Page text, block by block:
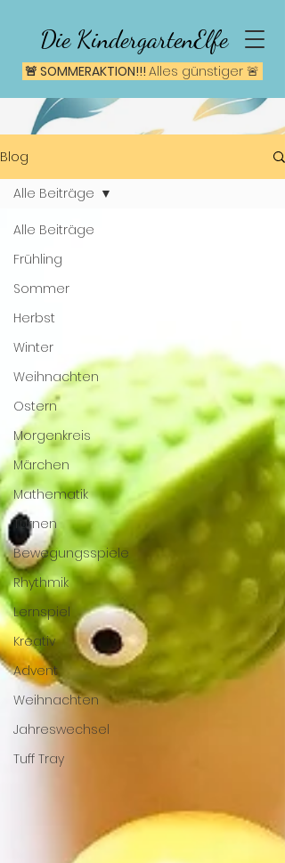
Die KindergartenElfe
🚨 SOMMERAKTION!!! Alles günstiger 🚨
Blog
Alle Beiträge
Frühling
Sommer
Herbst
Winter
Weihnachten
Ostern
Morgenkreis
Märchen
Mathematik
Turnen
Bewegungsspiele
Rhythmik
Lernspiel
Kreativ
Advent
Weihnachten
Jahreswechsel
Tuff Tray
Alle Beiträge